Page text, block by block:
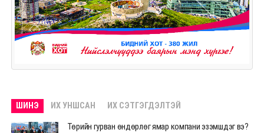
ШИНЭ ИХ УНШСАН ИХ СЭТГЭГДЭЛТЭЙ
Төрийн гурван өндөрлөг ямар компани эзэмшдэг вэ?